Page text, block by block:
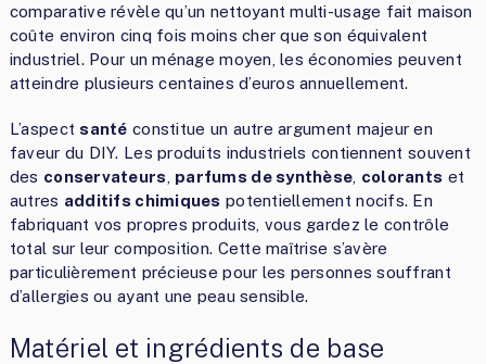
comparative révèle qu’un nettoyant multi-usage fait maison
coûte environ cinq fois moins cher que son équivalent
industriel. Pour un ménage moyen, les économies peuvent
atteindre plusieurs centaines d’euros annuellement.
L’aspect santé constitue un autre argument majeur en
faveur du DIY. Les produits industriels contiennent souvent
des conservateurs parfums de synthèse colorants et
autres additifs chimiques potentiellement nocifs. En
fabriquant vos propres produits, vous gardez le contrôle
total sur leur composition. Cette maîtrise s’avère
particulièrement précieuse pour les personnes souffrant
d’allergies ou ayant une peau sensible.
Matériel et ingrédients de base